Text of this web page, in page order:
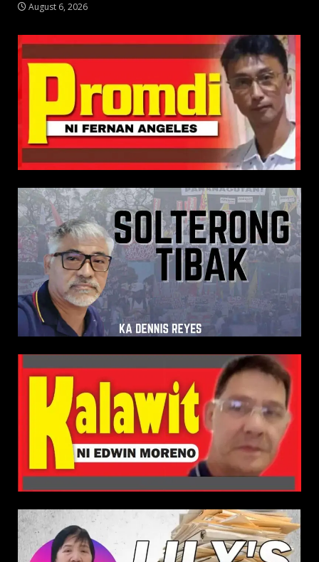
August 6, 2026